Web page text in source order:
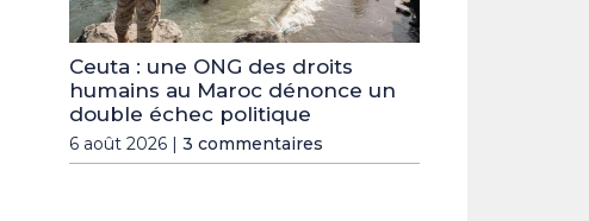
Ceuta : une ONG des droits
humains au Maroc dénonce un
double échec politique
6 août 2026 | 3 commentaires